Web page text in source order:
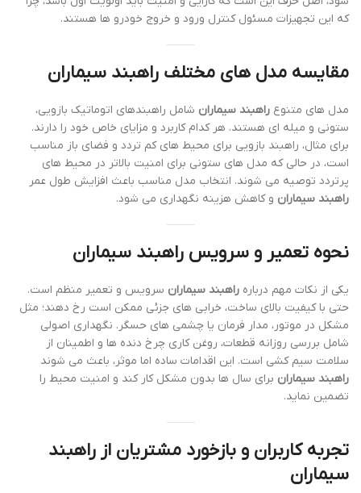
که این تجهیزات مسئول کنترل ورود و خروج خودرو ها هستند.
مقایسه مدل های مختلف راهبند سیماران
مدل های متنوع راهبند سیماران شامل راهبندهای اتوماتیک بازویی،
ستونی و میله ای هستند. هر کدام کاربرد و مزایای خاص خود را دارند.
برای مثال، راهبند بازویی برای محیط های کم تردد و فضای باز مناسب
است، در حالی که مدل های ستونی برای امنیت بالاتر در محیط های
پرتردد توصیه می شوند. انتخاب مدل مناسب باعث افزایش طول عمر
راهبند سیماران و کاهش هزینه نگهداری می شود.
نحوه تعمیر و سرویس راهبند سیماران
یکی از نکات مهم درباره راهبند سیماران سرویس و تعمیر منظم است.
حتی با کیفیت بالای ساخت، خرابی های جزئی ممکن است رخ دهند؛ مثل
مشکل در موتور، مدار فرمان یا چشمی های حسگر. نگهداری اصولی
شامل بررسی روزانه قطعات، روغن کاری چرخ دنده ها و اطمینان از
سلامت سیم کشی است. این اقدامات ساده اما موثر، باعث می شوند
راهبند سیماران برای سال ها بدون مشکل کار کند و امنیت محیط را
تضمین نماید.
تجربه کاربران و بازخورد مشتریان از راهبند
سیماران